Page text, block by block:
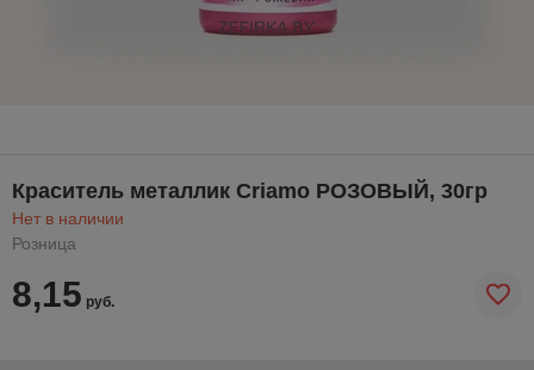
Краситель металлик Criamo РОЗОВЫЙ, 30гр
Нет в наличии
Розница
8,15 руб.